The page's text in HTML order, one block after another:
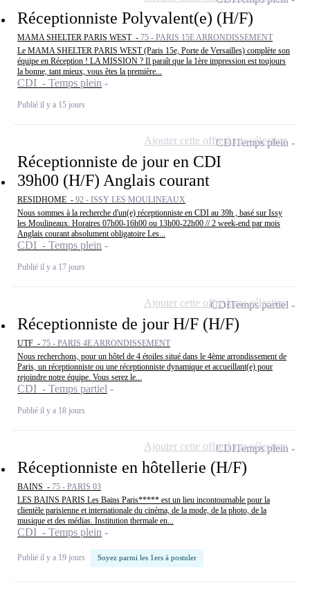
Réceptionniste Polyvalent(e) (H/F)
MAMA SHELTER PARIS WEST - 75 - PARIS 15E ARRONDISSEMENT
Le MAMA SHELTER PARIS WEST (Paris 15e, Porte de Versailles) complète son
équipe en Réception ! LA MISSION ? Il paraît que la 1ère impression est toujours
la bonne, tant mieux, vous êtes la première...
CDI - Temps plein
Publié il y a 15 jours
Réceptionniste de jour en CDI
39h00 (H/F) Anglais courant
RESIDHOME - 92 - ISSY LES MOULINEAUX
Nous sommes à la recherche d'un(e) réceptionniste en CDI au 39h , basé sur Issy
les Moulineaux. Horaires 07h00-16h00 ou 13h00-22h00 // 2 week-end par mois
Anglais courant absolument obligatoire Les...
CDI - Temps plein
Publié il y a 17 jours
CDITemps plein
Ajouter cette offre à ma sélection
Réceptionniste de jour H/F (H/F)
UTF - 75 - PARIS 4E ARRONDISSEMENT
Nous recherchons, pour un hôtel de 4 étoiles situé dans le 4ème arrondissement de
Paris, un réceptionniste ou une réceptionniste dynamique et accueillant(e) pour
rejoindre notre équipe. Vous serez le...
CDI - Temps partiel
Publié il y a 18 jours
CDITemps partiel
Ajouter cette offre à ma sélection
Réceptionniste en hôtellerie (H/F)
BAINS - 75 - PARIS 03
LES BAINS PARIS Les Bains Paris***** est un lieu incontournable pour la
clientèle parisienne et internationale du cinéma, de la mode, de la photo, de la
musique et des médias. Institution thermale en...
CDI - Temps plein
Publié il y a 19 jours Soyez parmi les 1ers à postuler
CDITemps plein
Ajouter cette offre à ma sélection